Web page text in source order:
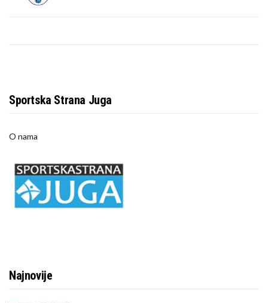
Sportska Strana Juga
O nama
Najnovije